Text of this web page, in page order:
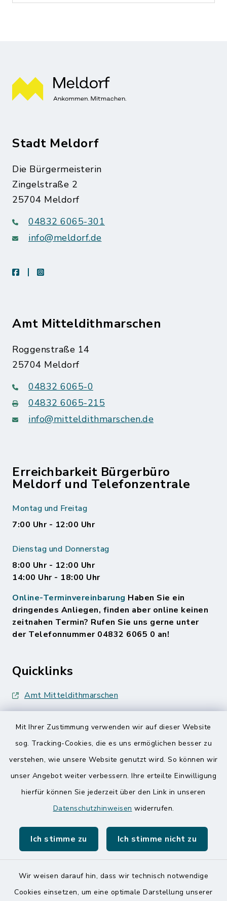
Mit Ihrer Zustimmung verwenden wir auf dieser Website
sog. Tracking-Cookies, die es uns ermöglichen besser zu
verstehen, wie unsere Website genutzt wird. So können wir
unser Angebot weiter verbessern. Ihre erteilte Einwilligung
hierfür können Sie jederzeit über den Link in unseren
Datenschutzhinweisen widerrufen.
Ich stimme zu Ich stimme nicht zu
Wir weisen darauf hin, dass wir technisch notwendige
Cookies einsetzen, um eine optimale Darstellung unserer
Stadt Meldorf
Die Bürgermeisterin
Zingelstraße 2
25704 Meldorf
04832 6065-301
info@meldorf.de
facebookinstagram
Amt Mitteldithmarschen
Roggenstraße 14
25704 Meldorf
04832 6065-0
04832 6065-215
info@mitteldithmarschen.de
Erreichbarkeit Bürgerbüro
Meldorf und Telefonzentrale
Montag und Freitag
7:00 Uhr - 12:00 Uhr
Dienstag und Donnerstag
8:00 Uhr - 12:00 Uhr
14:00 Uhr - 18:00 Uhr
Online-Terminvereinbarung Haben Sie ein
dringendes Anliegen, finden aber online keinen
zeitnahen Termin? Rufen Sie uns gerne unter
der Telefonnummer 04832 6065 0 an!
Quicklinks
Amt Mitteldithmarschen
Nationalpark Wattenmeer
Kontakt
Barrierefreiheit
Impressum